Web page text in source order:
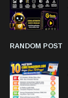
RANDOM POST